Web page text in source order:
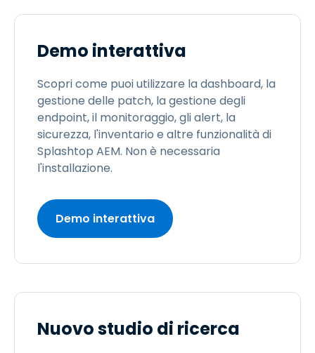
Demo interattiva
Scopri come puoi utilizzare la dashboard, la
gestione delle patch, la gestione degli
endpoint, il monitoraggio, gli alert, la
sicurezza, l'inventario e altre funzionalità di
Splashtop AEM. Non è necessaria
l'installazione.
Demo interattiva
Nuovo studio di ricerca